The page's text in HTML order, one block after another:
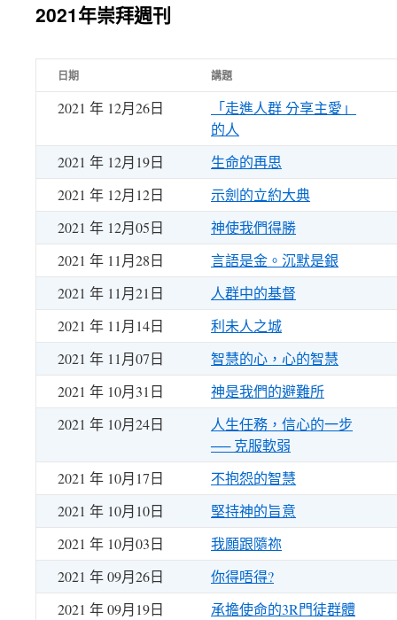
要2021年崇拜週刊
日期 講題
2021 年 12月26日
「走進人群 分享主愛」
的人
2021 年 12月19日
生命的再思
2021 年 12月12日
示劍的立約大典
2021 年 12月05日
神使我們得勝
2021 年 11月28日
言語是金。沉默是銀
2021 年 11月21日
人群中的基督
2021 年 11月14日
利未人之城
2021 年 11月07日
智慧的心，心的智慧
2021 年 10月31日
神是我們的避難所
2021 年 10月24日
人生任務，信心的一步
── 克服軟弱
2021 年 10月17日
不抱怨的智慧
2021 年 10月10日
堅持神的旨意
2021 年 10月03日
我願跟隨祢
2021 年 09月26日
你得唔得?
2021 年 09月19日
承擔使命的3R門徒群體